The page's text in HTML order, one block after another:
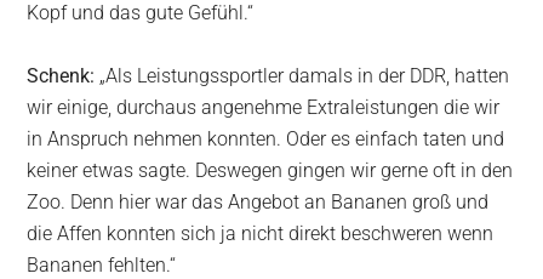
Kopf und das gute Gefühl.“
Schenk: „Als Leistungssportler damals in der DDR, hatten
wir einige, durchaus angenehme Extraleistungen die wir
in Anspruch nehmen konnten. Oder es einfach taten und
keiner etwas sagte. Deswegen gingen wir gerne oft in den
Zoo. Denn hier war das Angebot an Bananen groß und
die Affen konnten sich ja nicht direkt beschweren wenn
Bananen fehlten.“